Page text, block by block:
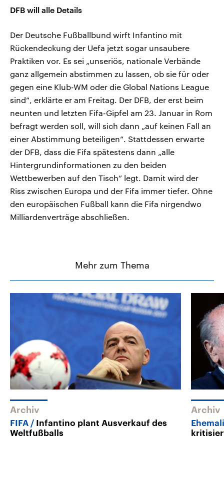
DFB will alle Details
Der Deutsche Fußballbund wirft Infantino mit
Rückendeckung der Uefa jetzt sogar unsaubere
Praktiken vor. Es sei „unseriös, nationale Verbände
ganz allgemein abstimmen zu lassen, ob sie für oder
gegen eine Klub-WM oder die Global Nations League
sind“, erklärte er am Freitag. Der DFB, der erst beim
neunten und letzten Fifa-Gipfel am 23. Januar in Rom
befragt werden soll, will sich dann „auf keinen Fall an
einer Abstimmung beteiligen“. Stattdessen erwarte
der DFB, dass die Fifa spätestens dann „alle
Hintergrundinformationen zu den beiden
Wettbewerben auf den Tisch“ legt. Damit wird der
Riss zwischen Europa und der Fifa immer tiefer. Ohne
den europäischen Fußball kann die Fifa nirgendwo
Milliardenverträge abschließen.
Mehr zum Thema
Archiv
FIFA
Infantino plant Ausverkauf des
Weltfußballs
Archiv